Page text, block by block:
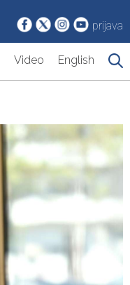
prijava
Video English